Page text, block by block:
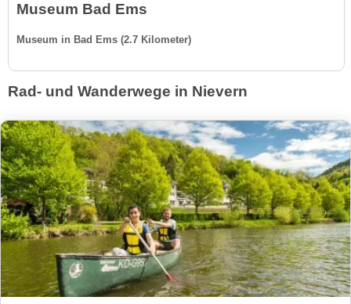
Museum Bad Ems
Museum in Bad Ems (2.7 Kilometer)
Rad- und Wanderwege in Nievern